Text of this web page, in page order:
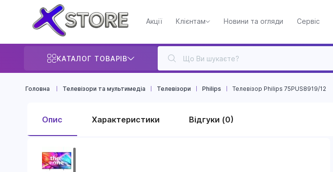
Акції Клієнтам Новини та огляди Сервіс
КАТАЛОГ ТОВАРІВ
Головна Телевізори та мультимедіа Телевізори Philips Телевізор Philips 75PUS8919/12
Опис Характеристики Відгуки (0)